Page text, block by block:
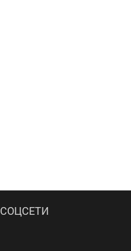
СОЦСЕТИ